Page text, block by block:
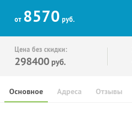
от 8570 руб.
Цена без скидки:
298400 руб.
Основное Отзывы
Адреса